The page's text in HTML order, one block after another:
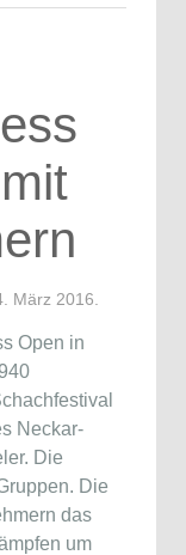
März 2016
Open in
Neckar-
Die
Die
das
um